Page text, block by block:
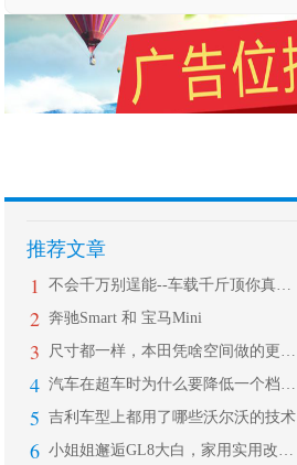
推荐文章
1 不会千万别逞能--车载千斤顶你真会用
2 奔驰Smart 和 宝马Mini
3 尺寸都一样，本田凭啥空间做的更大？
4 汽车在超车时为什么要降低一个档位？直
5 吉利车型上都用了哪些沃尔沃的技术
6 小姐姐邂逅GL8大白，家用实用改装案